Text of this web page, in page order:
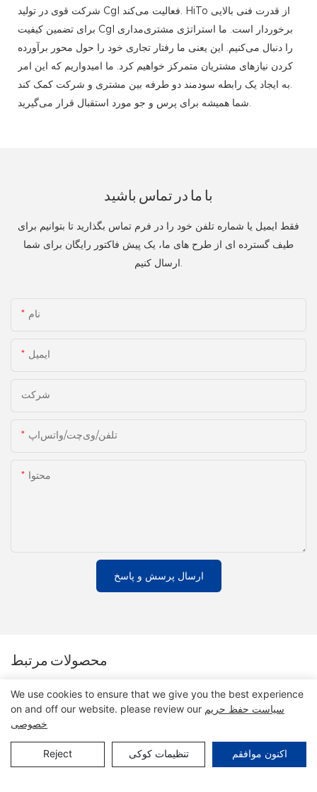
شرکت قوی در تولید Cgl فعالیت می‌کند. HiTo از قدرت فنی بالایی
برای تضمین کیفیت Cgl برخوردار است. ما استراتژی مشتری‌مداری
را دنبال می‌کنیم. این یعنی ما رفتار تجاری خود را حول محور برآورده
کردن نیازهای مشتریان متمرکز خواهیم کرد. ما امیدواریم که این امر
به ایجاد یک رابطه سودمند دو طرفه بین مشتری و شرکت کمک کند.
شما همیشه برای پرس و جو مورد استقبال قرار می‌گیرید.
با ما در تماس باشید
فقط ایمیل یا شماره تلفن خود را در فرم تماس بگذارید تا بتوانیم برای
طیف گسترده ای از طرح های ما، یک پیش فاکتور رایگان برای شما
ارسال کنیم.
نام
ایمیل
شرکت
تلفن/وی‌چت/واتس‌اپ
محتوا
ارسال پرسش و پاسخ
محصولات مرتبط
We use cookies to ensure that we give you the best experience
on and off our website. please review our سیاست حفظ حریم
خصوصی
Reject تنظیمات کوکی اکنون موافقم